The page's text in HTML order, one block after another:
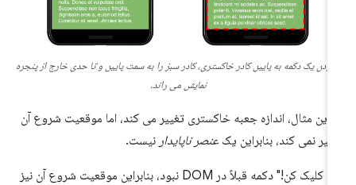
یک دکمه به پایین کادر خاکستری، کادر سبز را به سمت پایین و تا حدی خارج از پنجره
نمایش می راند.
این مثال، اندازه جعبه خاکستری تغییر می کند، اما موقعیت شروع آن
نمی کند، بنابراین یک عنصر ناپایدارنیست.
"مرا کلیک کن!" دکمه قبلاً در DOM نبود، بنابراین موقعیت شروع آن نیز